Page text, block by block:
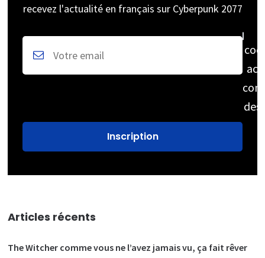
recevez l'actualité en français sur Cyberpunk 2077
des
Articles récents
The Witcher comme vous ne l’avez jamais vu, ça fait rêver